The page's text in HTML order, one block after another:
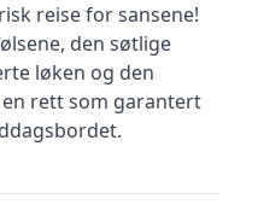
reise for sansene!
den søtlige
løken og den
rett som garantert